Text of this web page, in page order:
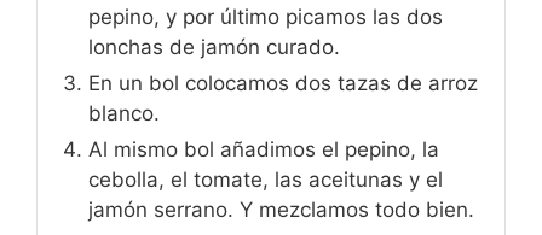
pepino, y por último picamos las dos
lonchas de jamón curado.
En un bol colocamos dos tazas de arroz
blanco.
Al mismo bol añadimos el pepino, la
cebolla, el tomate, las aceitunas y el
jamón serrano. Y mezclamos todo bien.